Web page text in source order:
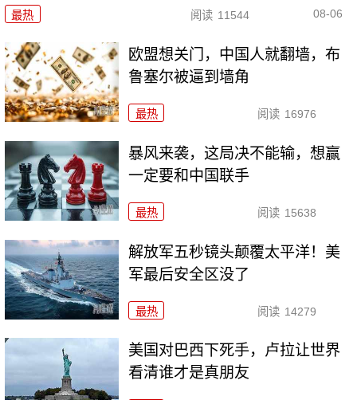
最热 阅读 11544 08-06
欧盟想关门，中国人就翻墙，布
鲁塞尔被逼到墙角
最热 阅读 16976
暴风来袭，这局决不能输，想赢
一定要和中国联手
最热 阅读 15638
解放军五秒镜头颠覆太平洋！美
军最后安全区没了
最热 阅读 14279
美国对巴西下死手，卢拉让世界
看清谁才是真朋友